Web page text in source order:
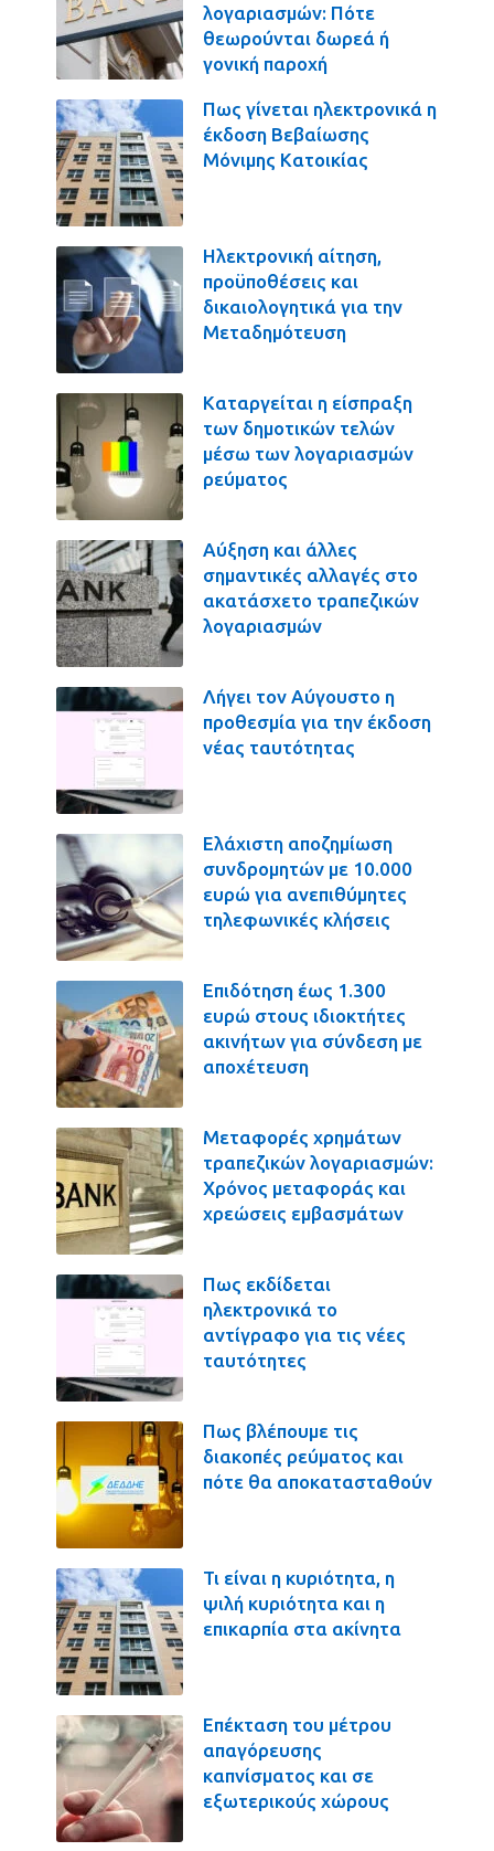
λογαριασμών: Πότε
θεωρούνται δωρεά ή
γονική παροχή
Πως γίνεται ηλεκτρονικά η
έκδοση Βεβαίωσης
Μόνιμης Κατοικίας
Ηλεκτρονική αίτηση,
προϋποθέσεις και
δικαιολογητικά για την
Μεταδημότευση
Καταργείται η είσπραξη
των δημοτικών τελών
μέσω των λογαριασμών
ρεύματος
Αύξηση και άλλες
σημαντικές αλλαγές στο
ακατάσχετο τραπεζικών
λογαριασμών
Λήγει τον Αύγουστο η
προθεσμία για την έκδοση
νέας ταυτότητας
Ελάχιστη αποζημίωση
συνδρομητών με 10.000
ευρώ για ανεπιθύμητες
τηλεφωνικές κλήσεις
Επιδότηση έως 1.300
ευρώ στους ιδιοκτήτες
ακινήτων για σύνδεση με
αποχέτευση
Μεταφορές χρημάτων
τραπεζικών λογαριασμών:
Χρόνος μεταφοράς και
χρεώσεις εμβασμάτων
Πως εκδίδεται
ηλεκτρονικά το
αντίγραφο για τις νέες
ταυτότητες
Πως βλέπουμε τις
διακοπές ρεύματος και
πότε θα αποκατασταθούν
Τι είναι η κυριότητα, η
ψιλή κυριότητα και η
επικαρπία στα ακίνητα
Επέκταση του μέτρου
απαγόρευσης
καπνίσματος και σε
εξωτερικούς χώρους